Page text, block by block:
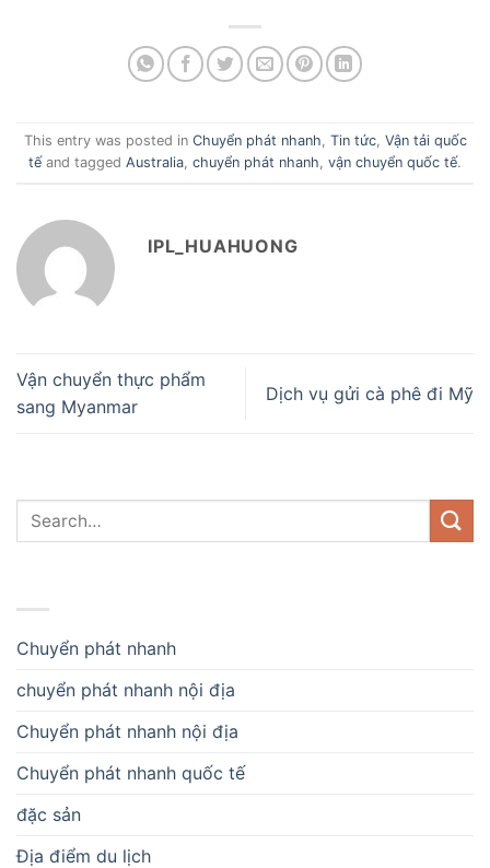
This entry was posted in Chuyển phát nhanh, Tin tức, Vận tải quốc
tế and tagged Australia, chuyển phát nhanh, vận chuyển quốc tế.
IPL_HUAHUONG
Vận chuyển thực phẩm
sang Myanmar
Dịch vụ gửi cà phê đi Mỹ
Chuyển phát nhanh
chuyển phát nhanh nội địa
Chuyển phát nhanh nội địa
Chuyển phát nhanh quốc tế
đặc sản
Địa điểm du lịch